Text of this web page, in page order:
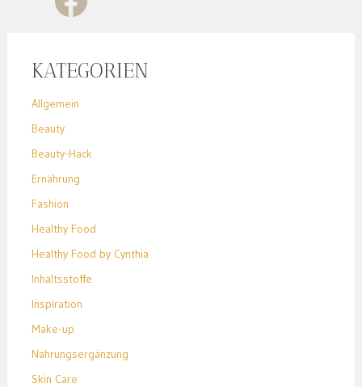
KATEGORIEN
Allgemein
Beauty
Beauty-Hack
Ernährung
Fashion
Healthy Food
Healthy Food by Cynthia
Inhaltsstoffe
Inspiration
Make-up
Nahrungsergänzung
Skin Care